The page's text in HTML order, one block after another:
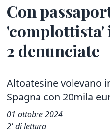
Con
'complottista'
2 denunciate
Altoatesine volevano
Spagna con 20mila
01 ottobre 2024
2' di lettura